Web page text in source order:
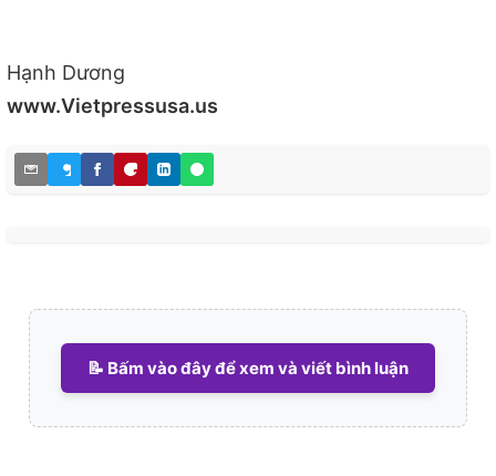
Hạnh Dương
www.Vietpressusa.us
📝 Bấm vào đây để xem và viết bình luận